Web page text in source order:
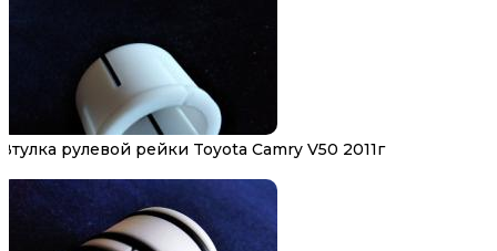
Втулка рулевой рейки Toyota Camry V50 2011г